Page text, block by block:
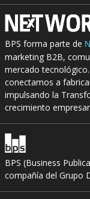
BPS forma parte de
marketing B2B,
mercado
conectamos a
impulsando la
crecimiento
BPS (Business
compañía del Grupo